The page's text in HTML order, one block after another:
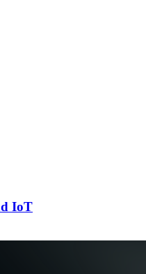
IoT